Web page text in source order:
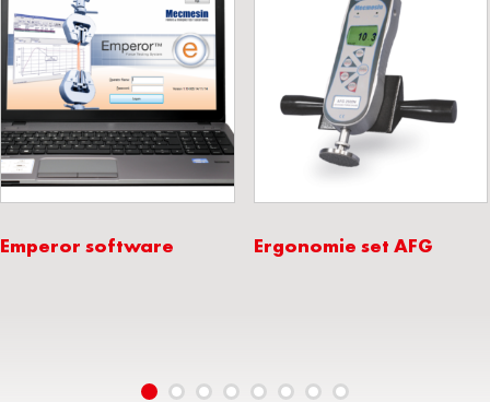
Emperor software Ergonomie set AFG